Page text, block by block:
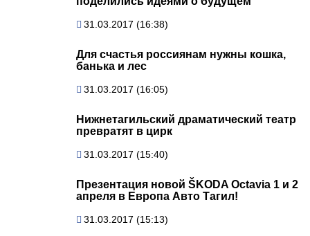
31.03.2017 (16:38)
Для счастья россиянам нужны кошка,
банька и лес
31.03.2017 (16:05)
Нижнетагильский драматический театр
превратят в цирк
31.03.2017 (15:40)
Презентация новой ŠKODA Octavia 1 и 2
апреля в Европа Авто Тагил!
31.03.2017 (15:13)